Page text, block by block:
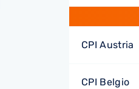
CPI Austria
CPI Belgio